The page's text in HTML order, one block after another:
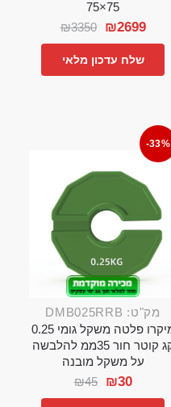
75×75
₪3350 ₪2699
שלח עדכון מלאי
-33%
מק"ט: DMB025RRB
מיקרו פלטה משקל גומי 0.25
קג קוטר חור 35ממ להלבשה
על משקל מובנה
₪45 ₪30